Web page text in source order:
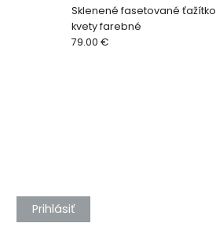
Sklenené fasetované ťažítko
kvety farebné
79.00 €
Prihlásiť